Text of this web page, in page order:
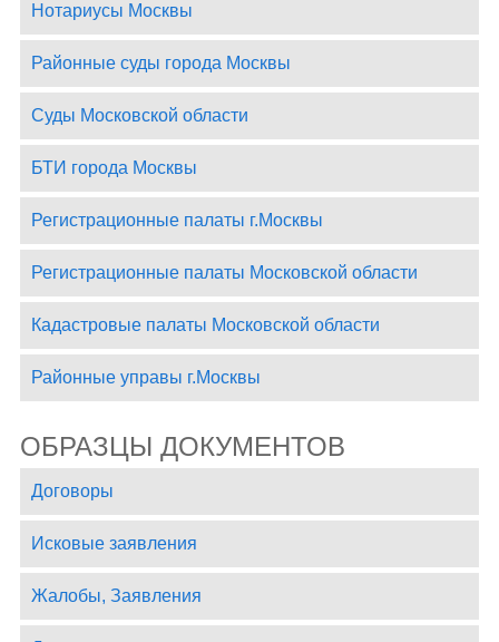
Нотариусы Москвы
Районные суды города Москвы
Суды Московской области
БТИ города Москвы
Регистрационные палаты г.Москвы
Регистрационные палаты Московской области
Кадастровые палаты Московской области
Районные управы г.Москвы
ОБРАЗЦЫ ДОКУМЕНТОВ
Договоры
Исковые заявления
Жалобы, Заявления